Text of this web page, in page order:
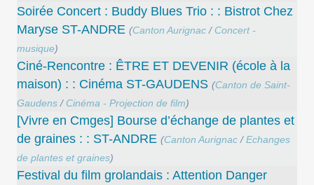
Soirée Concert : Buddy Blues Trio : : Bistrot Chez
Maryse ST-ANDRE (Canton Aurignac / Concert -
musique)
Ciné-Rencontre : ÊTRE ET DEVENIR (école à la
maison) : : Cinéma ST-GAUDENS (Canton de Saint-
Gaudens / Cinéma - Projection de film)
[Vivre en Cmges] Bourse d’échange de plantes et
de graines : : ST-ANDRE (Canton Aurignac /Echanges
de plantes et graines)
Festival du film grolandais : Attention Danger